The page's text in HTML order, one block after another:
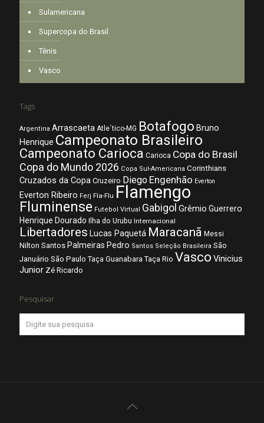
Sulamericana
Supercopa do Brasil
Tênis
Vasco
Tags
Argentina Arrascaeta Atle´tico-MG Botafogo Bruno
Henrique Campeonato Brasileiro
Campeonato Carioca Carioca Copa do Brasil
Copa do Mundo 2026 Copa Sul-Americana Corinthians
Cruzados da Copa Cruzeiro Diego Engenhão Everton
Everton Ribeiro Ferj Fla-Flu Flamengo
Fluminense Futebol Virtual Gabigol Grêmio Guerrero
Henrique Dourado Ilha do Urubu Internacional
Libertadores Lucas Paquetá Maracanã Messi
Nilton Santos Palmeiras Pedro Santos Seleção Brasileira São
Januário São Paulo Taça Guanabara Taça Rio Vasco Vinicius
Junior Zé Ricardo
Pesquisar